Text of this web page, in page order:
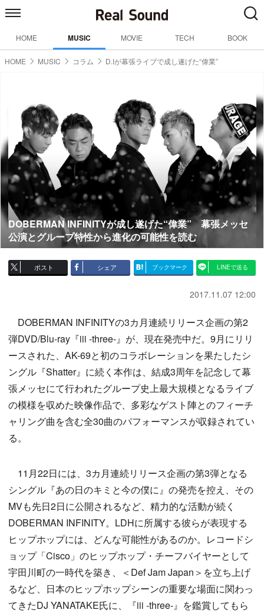
HOME MUSIC MOVIE TECH BOOK
HOME MUSIC コラム D.Iが幕張ライブで成し遂げた“偉業”
DOBERMAN INFINITYが成し遂げた“偉業” 幕張メッセ
公演とグループ特性から進化の可能性を読む
ポスト シェア ブックマーク LINEで送る
2017.11.07 12:00
DOBERMAN INFINITYの3カ月連続リリース企画の第2
弾DVD/Blu-ray『iii -three-』が、現在発売中だ。9月にリリ
ースされた、AK-69と初のコラボレーションを果たしたシ
ングル『Shatter』に続く本作は、結成3周年を記念して幕
張メッセにて行われたグループ史上最大規模となるライブ
の模様を収めた映像作品で、多彩なゲスト陣とのフィーチ
ャリング曲を含む全30曲のパフォーマンスが収録されてい
る。
11月22日には、3カ月連続リリース企画の第3弾となる
シングル『あの日のキミと今の僕に』の発売を控え、その
MVも先日2日に公開されるなど、精力的な活動が続く
DOBERMAN INFINITY。LDHに所属する彼らが表現する
ヒップホップには、どんな可能性があるのか。レコードシ
ョップ「Cisco」のヒップホップ・チーフバイヤーとして
宇田川町の一時代を築き、＜Def Jam Japan＞を立ち上げ
るなど、日本のヒップホップシーンの重要な場面に関わっ
てきたDJ YANATAKE氏に、『iii -three-』を鑑賞してもら